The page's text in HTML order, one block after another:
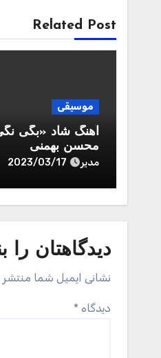
Related Post
موسیقی
آهنگ شاد «بگی
محسن بهمنی
مدیر 2023/03/17
دیدگاهتان را
نشانی ایمیل شما
دیدگاه *